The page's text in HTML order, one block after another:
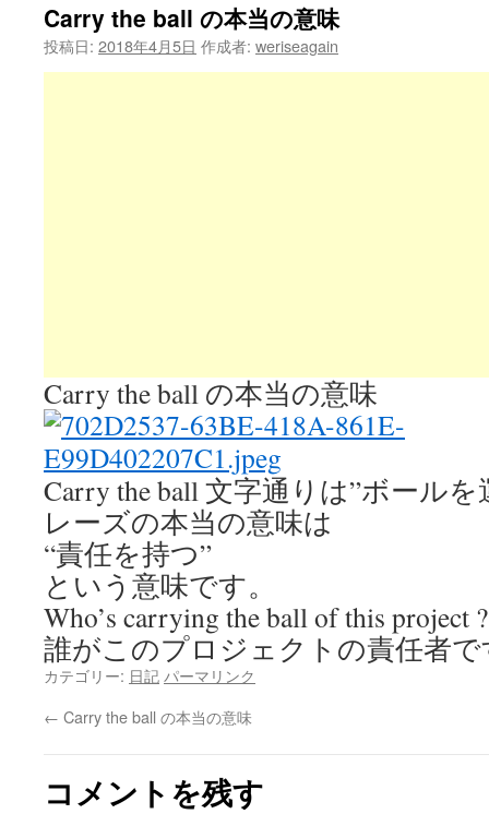
Carry the ball の本当の意味
投稿日: 2018年4月5日 作成者: weriseagain
Carry the ball の本当の意味
Carry the ball 文字通りは”ボール
レーズの本当の意味は
“責任を持つ”
という意味です。
Who’s carrying the ball of this project ?
誰がこのプロジェクトの責任者
カテゴリー: 日記 パーマリンク
← Carry the ball の本当の意味
コメントを残す